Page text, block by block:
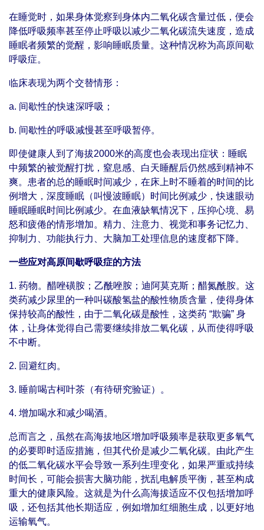
在睡觉时，如果身体觉察到身体内二氧化碳含量过低，便会
降低呼吸频率甚至停止呼吸以减少二氧化碳流失速度，造成
睡眠者频繁的觉醒，影响睡眠质量。这种情况称为高原间歇
呼吸症。
临床表现为两个交替情形：
a. 间歇性的快速深呼吸；
b. 间歇性的呼吸减慢甚至呼吸暂停。
即使健康人到了海拔2000米的高度也会表现出症状：睡眠
中频繁的被觉醒打扰，窒息感、白天睡醒后仍然感到精神不
爽。患者的总的睡眠时间减少，在床上时不睡着的时间的比
例增大，深度睡眠（叫慢波睡眠）时间比例减少，快速眼动
睡眠睡眠时间比例减少。在血液缺氧情况下，压抑心境、易
怒和疲倦的情形增加。精力、注意力、视觉和事务记忆力、
抑制力、功能执行力、大脑加工处理信息的速度都下降。
一些应对高原间歇呼吸症的方法
1. 药物。醋唑磺胺；乙酰唑胺；迪阿莫克斯；醋氮酰胺。这
类药减少尿里的一种叫碳酸氢盐的酸性物质含量，使得身体
保持较高的酸性，由于二氧化碳是酸性，这类药 “欺骗” 身
体，让身体觉得自己需要继续排放二氧化碳，从而使得呼吸
不中断。
2. 回避红肉。
3. 睡前喝古柯叶茶（有待研究验证）。
4. 增加喝水和减少喝酒。
总而言之，虽然在高海拔地区增加呼吸频率是获取更多氧气
的必要即时适应措施，但其代价是减少二氧化碳。由此产生
的低二氧化碳水平会导致一系列生理变化，如果严重或持续
时间长，可能会损害大脑功能，扰乱电解质平衡，甚至构成
重大的健康风险。这就是为什么高海拔适应不仅包括增加呼
吸，还包括其他长期适应，例如增加红细胞生成，以更好地
运输氧气。